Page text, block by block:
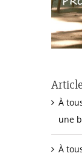
À
une
À